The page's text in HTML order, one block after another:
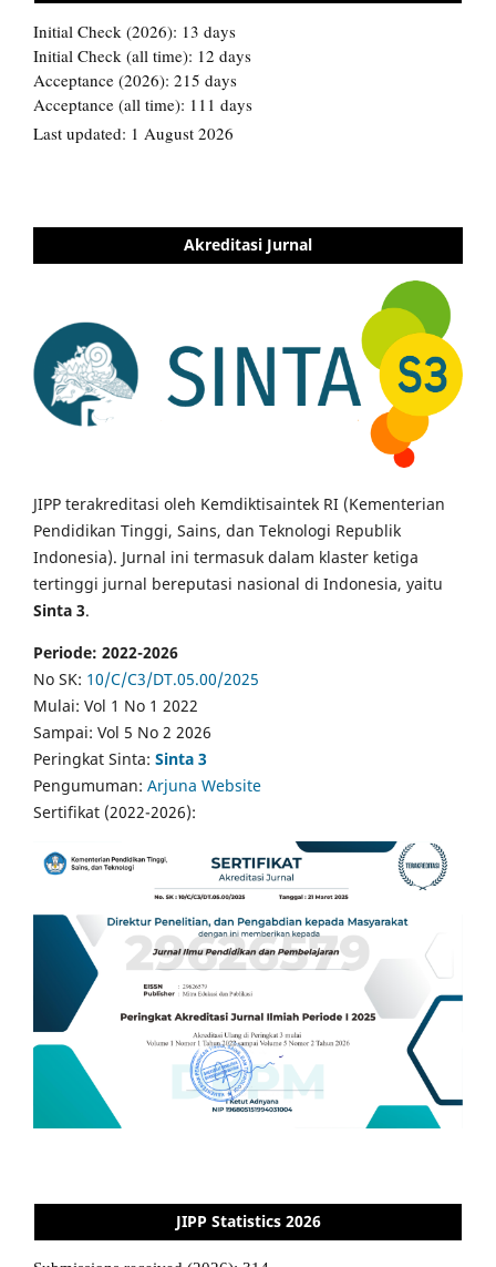
Akreditasi Jurnal
JIPP terakreditasi oleh Kemdiktisaintek RI (Kementerian
Pendidikan Tinggi, Sains, dan Teknologi Republik
Indonesia). Jurnal ini termasuk dalam klaster ketiga
tertinggi jurnal bereputasi nasional di Indonesia, yaitu
Sinta 3.
Periode: 2022-2026
No SK: 10/C/C3/DT.05.00/2025
Mulai: Vol 1 No 1 2022
Sampai: Vol 5 No 2 2026
Peringkat Sinta: Sinta 3
Pengumuman: Arjuna Website
Sertifikat (2022-2026):
JIPP Statistics 2026